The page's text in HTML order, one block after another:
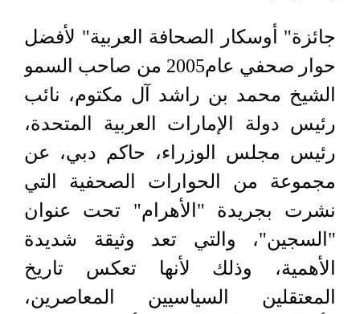
جائزة" أوسكار الصحافة العربية" لأفضل
حوار صحفي عام2005 من صاحب السمو
الشيخ محمد بن راشد آل مكتوم، نائب
رئيس دولة الإمارات العربية المتحدة،
رئيس مجلس الوزراء، حاكم دبي، عن
مجموعة من الحوارات الصحفية التي
نشرت بجريدة "الأهرام" تحت عنوان
"السجين"، والتي تعد وثيقة شديدة
الأهمية، وذلك لأنها تعكس تاريخ
المعتقلين السياسيين المعاصرين،